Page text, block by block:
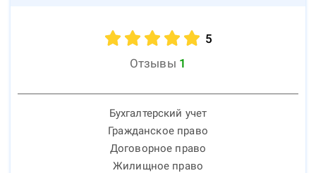
5
Отзывы 1
Бухгалтерский учет
Гражданское право
Договорное право
Жилищное право